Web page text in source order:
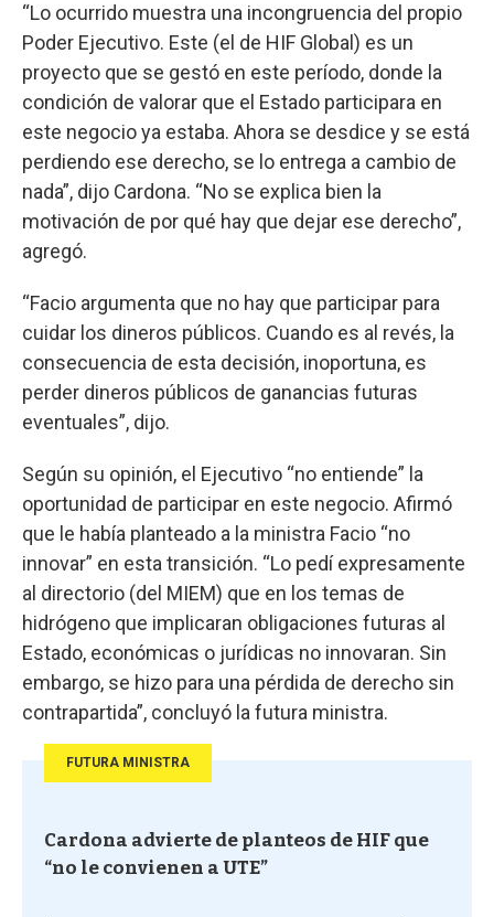
“Lo ocurrido muestra una incongruencia del propio
Poder Ejecutivo. Este (el de HIF Global) es un
proyecto que se gestó en este período, donde la
condición de valorar que el Estado participara en
este negocio ya estaba. Ahora se desdice y se está
perdiendo ese derecho, se lo entrega a cambio de
nada”, dijo Cardona. “No se explica bien la
motivación de por qué hay que dejar ese derecho”,
agregó.
“Facio argumenta que no hay que participar para
cuidar los dineros públicos. Cuando es al revés, la
consecuencia de esta decisión, inoportuna, es
perder dineros públicos de ganancias futuras
eventuales”, dijo.
Según su opinión, el Ejecutivo “no entiende” la
oportunidad de participar en este negocio. Afirmó
que le había planteado a la ministra Facio “no
innovar” en esta transición. “Lo pedí expresamente
al directorio (del MIEM) que en los temas de
hidrógeno que implicaran obligaciones futuras al
Estado, económicas o jurídicas no innovaran. Sin
embargo, se hizo para una pérdida de derecho sin
contrapartida”, concluyó la futura ministra.
FUTURA MINISTRA
Cardona advierte de planteos de HIF que
“no le convienen a UTE”